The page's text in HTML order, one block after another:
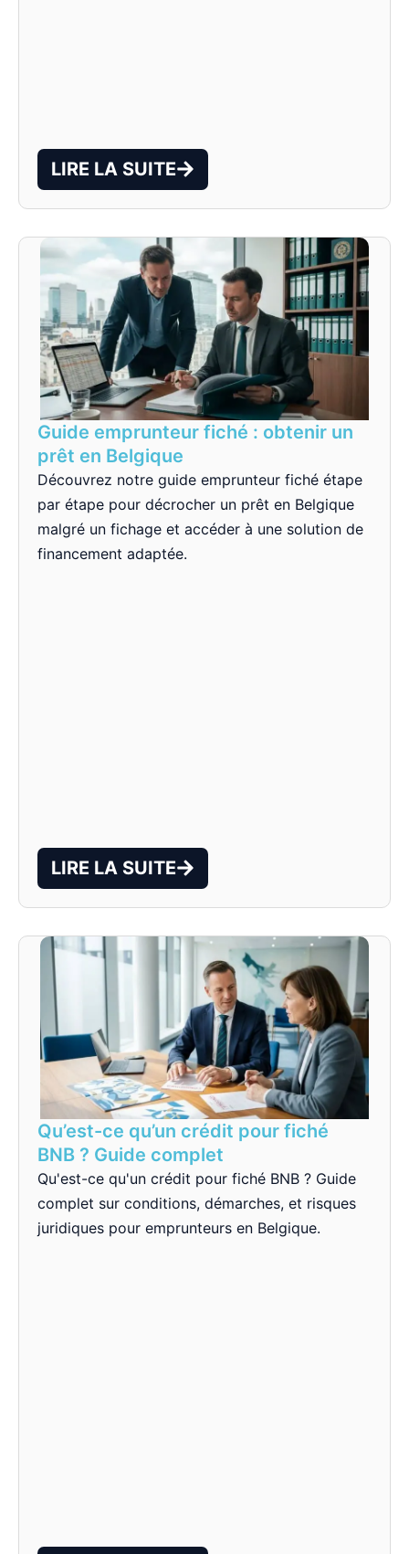
LIRE LA SUITE
Guide emprunteur fiché : obtenir un
prêt en Belgique
Découvrez notre guide emprunteur fiché étape
par étape pour décrocher un prêt en Belgique
malgré un fichage et accéder à une solution de
financement adaptée.
LIRE LA SUITE
Qu’est-ce qu’un crédit pour fiché
BNB ? Guide complet
Qu'est-ce qu'un crédit pour fiché BNB ? Guide
complet sur conditions, démarches, et risques
juridiques pour emprunteurs en Belgique.